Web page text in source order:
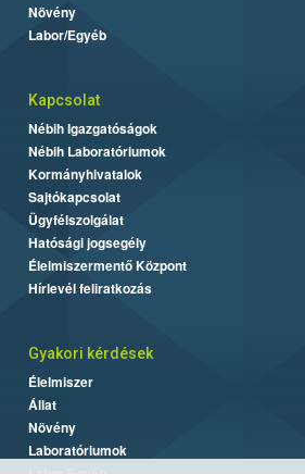
Növény
Labor/Egyéb
Kapcsolat
Nébih Igazgatóságok
Nébih Laboratóriumok
Kormányhivatalok
Sajtókapcsolat
Ügyfélszolgálat
Hatósági jogsegély
Élelmiszermentő Központ
Hírlevél feliratkozás
Gyakori kérdések
Élelmiszer
Állat
Növény
Laboratóriumok